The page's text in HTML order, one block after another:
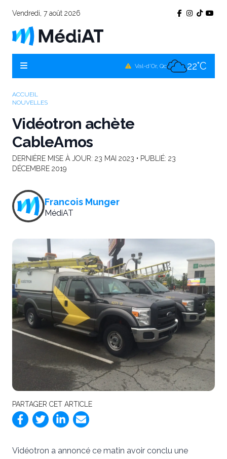
Vendredi, 7 août 2026
Val-d'Or, Qc 22°C
ACCUEIL
NOUVELLES
Vidéotron achète
CableAmos
DERNIÈRE MISE À JOUR: 23 MAI 2023 • PUBLIÉ: 23
DÉCEMBRE 2019
Francois Munger
MédiAT
PARTAGER CET ARTICLE
Vidéotron a annoncé ce matin avoir conclu une